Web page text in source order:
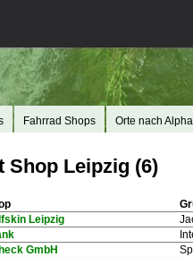
Fahrrad Shops Orte nach
Shop Leipzig (6)
Leipzig
GmbH